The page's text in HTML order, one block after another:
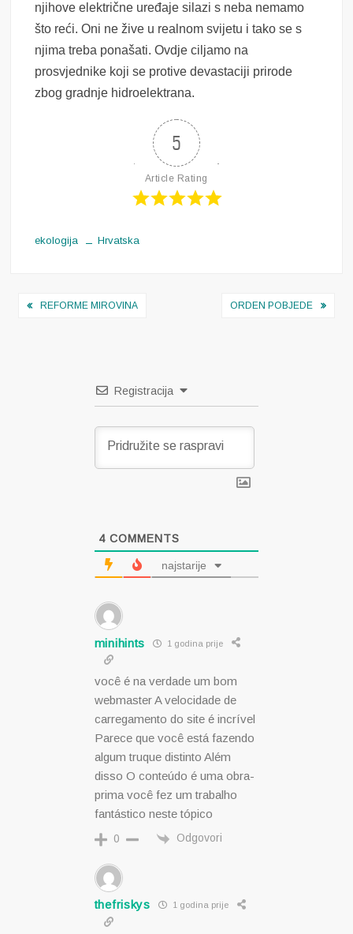
njihove električne uređaje silazi s neba nemamo
što reći. Oni ne žive u realnom svijetu i tako se s
njima treba ponašati. Ovdje ciljamo na
prosvjednike koji se protive devastaciji prirode
zbog gradnje hidroelektrana.
5
Article Rating
ekologija Hrvatska
Navigacija
REFORME MIROVINA ORDEN POBJEDE
Registracija
4COMMENTS
najstarije
minihints 1 godina prije
você é na verdade um bom
webmaster A velocidade de
carregamento do site é incrível
Parece que você está fazendo
algum truque distinto Além
disso O conteúdo é uma obra-
prima você fez um trabalho
fantástico neste tópico
0 Odgovori
thefriskys 1 godina prije